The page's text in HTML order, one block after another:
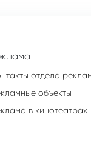
отдела
объекты
в кинотеатрах